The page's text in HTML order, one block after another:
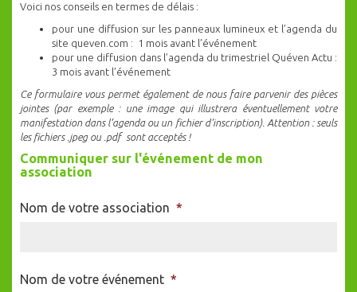
Voici nos conseils en termes de délais :
pour une diffusion sur les panneaux lumineux et l’agenda du
site queven.com : 1 mois avant l’événement
pour une diffusion dans l’agenda du trimestriel Quéven Actu :
3 mois avant l’événement
Ce formulaire vous permet également de nous faire parvenir des pièces
jointes (par exemple : une image qui illustrera éventuellement votre
manifestation dans l’agenda ou un fichier d’inscription). Attention : seuls
les fichiers .jpeg ou .pdf sont acceptés !
Communiquer sur l'événement de mon
association
Nom de votre association *
Nom de votre événement *